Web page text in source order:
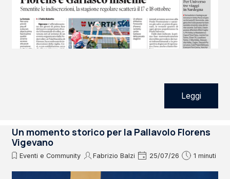
Leggi
Un momento storico per la Pallavolo Florens
Vigevano
Eventi e Community Fabrizio Balzi 25/07/26 1 minuti